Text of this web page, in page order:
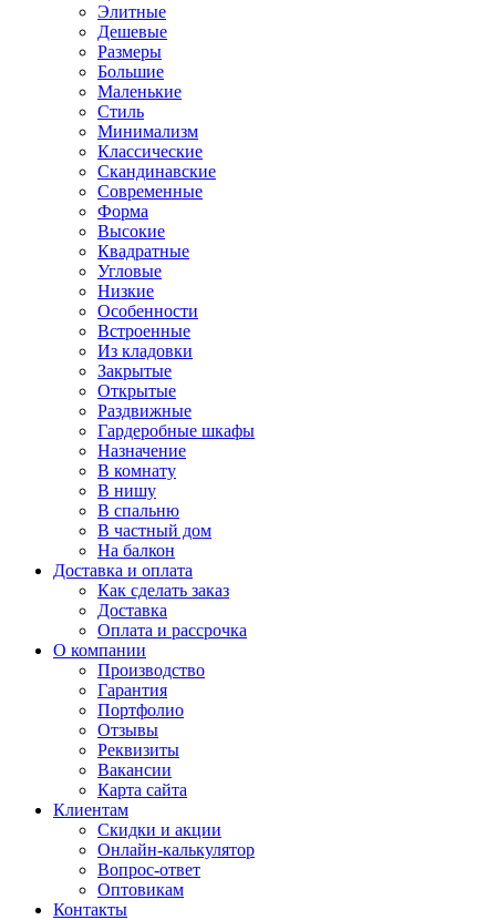
Элитные
Дешевые
Размеры
Большие
Маленькие
Стиль
Минимализм
Классические
Скандинавские
Современные
Форма
Высокие
Квадратные
Угловые
Низкие
Особенности
Встроенные
Из кладовки
Закрытые
Открытые
Раздвижные
Гардеробные шкафы
Назначение
В комнату
В нишу
В спальню
В частный дом
На балкон
Доставка и оплата
Как сделать заказ
Доставка
Оплата и рассрочка
О компании
Производство
Гарантия
Портфолио
Отзывы
Реквизиты
Вакансии
Карта сайта
Клиентам
Скидки и акции
Онлайн-калькулятор
Вопрос-ответ
Оптовикам
Контакты